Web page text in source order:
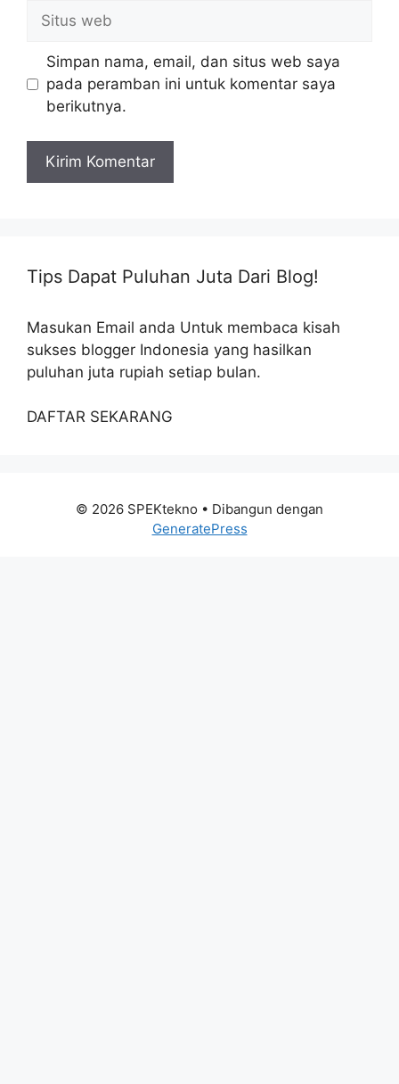
Situs
web
Simpan nama, email, dan situs web saya
pada peramban ini untuk komentar saya
berikutnya.
Tips Dapat Puluhan Juta Dari Blog!
Masukan Email anda Untuk membaca kisah
sukses blogger Indonesia yang hasilkan
puluhan juta rupiah setiap bulan.
DAFTAR SEKARANG
© 2026 SPEKtekno • Dibangun dengan
GeneratePress